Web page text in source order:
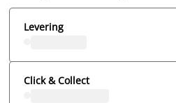
Levering
Click & Collect